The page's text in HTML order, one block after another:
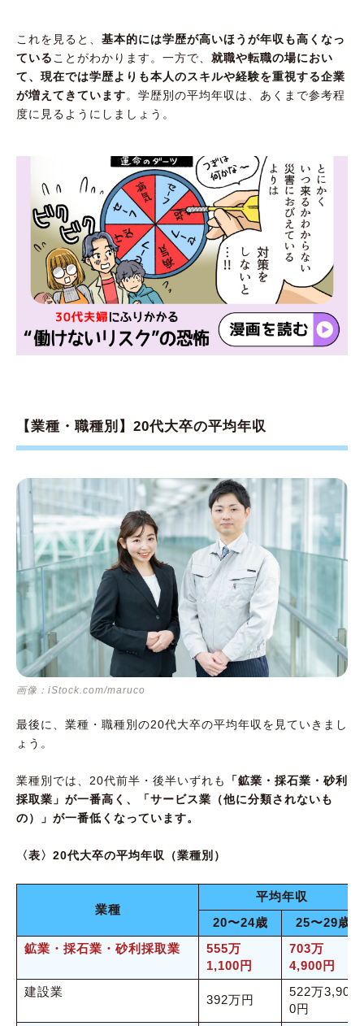
これを見ると、 基本的には学歴が高いほうが年収も高くなっ
ていることがわかります。一方で、 就職や転職の場におい
て、現在では学歴よりも本人のスキルや経験を重視する企業
が増えてきています。学歴別の平均年収は、あくまで参考程
度に見るようにしましょう。
【業種・職種別】20代大卒の平均年収
画像：iStock.com/maruco
最後に、業種・職種別の20代大卒の平均年収を見ていきまし
ょう。
業種別では、20代前半・後半いずれも
「鉱業・採石業・砂利
採取業」が一番高く、「サービス業（他に分類されないも
の）」が一番低くなっています。
〈表〉20代大卒の平均年収（業種別）
業種
平均年収
20〜24歳
25〜29歳
鉱業・採石業・砂利採取業
555万
1,100円
703万
4,900円
建設業
392万円
522万3,90
0円